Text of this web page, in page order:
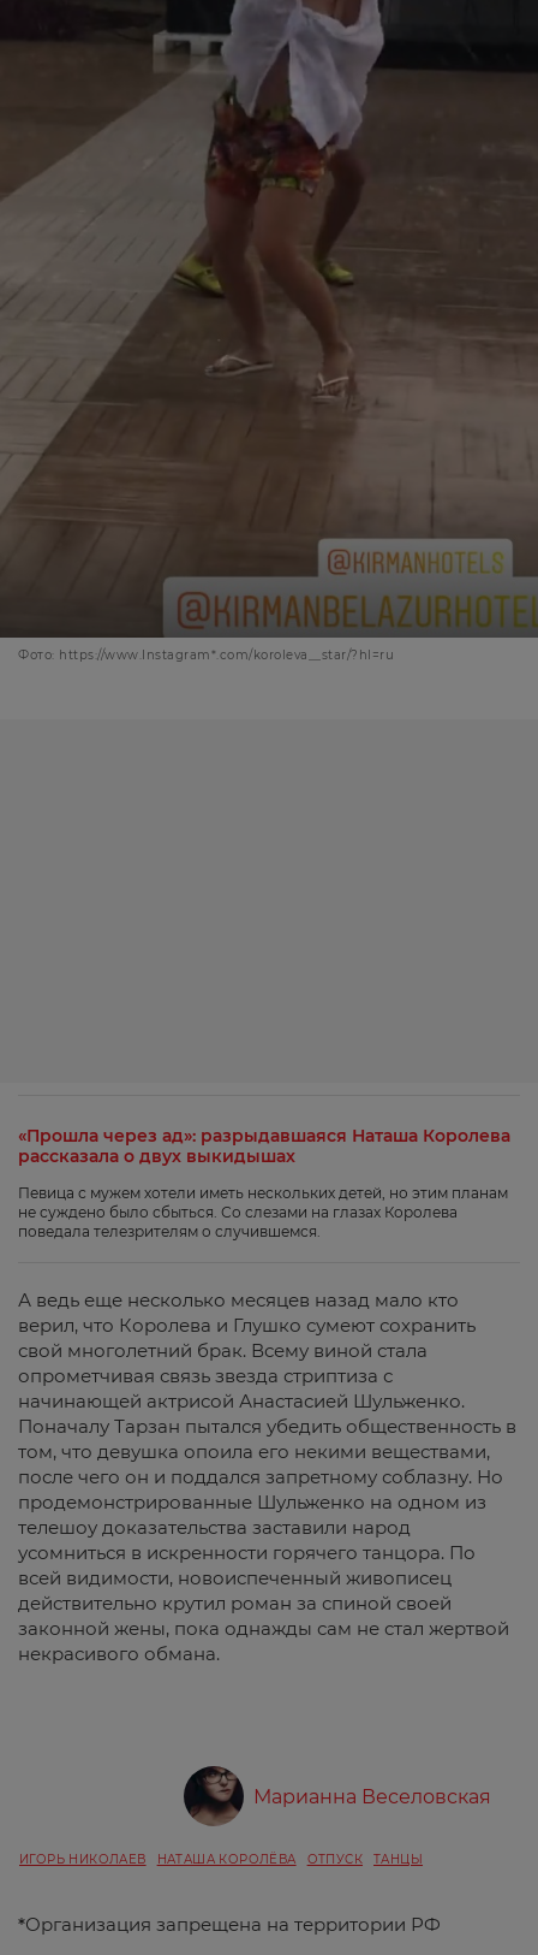
Фото: https://www.Instagram*.com/koroleva__star/?hl=ru
«Прошла через ад»: разрыдавшаяся Наташа Королева
рассказала о двух выкидышах
Певица с мужем хотели иметь нескольких детей, но этим планам
не суждено было сбыться. Со слезами на глазах Королева
поведала телезрителям о случившемся.
А ведь еще несколько месяцев назад мало кто
верил, что Королева и Глушко сумеют сохранить
свой многолетний брак. Всему виной стала
опрометчивая связь звезда стриптиза с
начинающей актрисой Анастасией Шульженко.
Поначалу Тарзан пытался убедить общественность в
том, что девушка опоила его некими веществами,
после чего он и поддался запретному соблазну. Но
продемонстрированные Шульженко на одном из
телешоу доказательства заставили народ
усомниться в искренности горячего танцора. По
всей видимости, новоиспеченный живописец
действительно крутил роман за спиной своей
законной жены, пока однажды сам не стал жертвой
некрасивого обмана.
Марианна Веселовская
ИГОРЬ НИКОЛАЕВ НАТАША КОРОЛЁВА ОТПУСК ТАНЦЫ
*Организация запрещена на территории РФ